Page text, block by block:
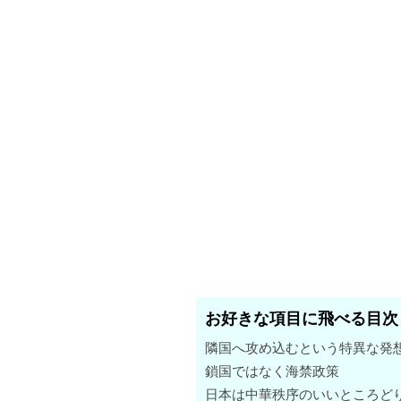
お好きな項目に飛べる目次
隣国へ攻め込むという特異な発
鎖国ではなく海禁政策
日本は中華秩序のいいところど